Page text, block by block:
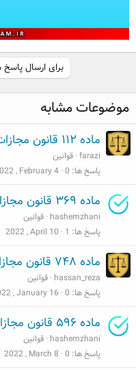
برای ارسال
موضوعات مشابه
ماده ۱۱۲ قانون مجازات اسلامی
farazi قوانین
پاسخ ها 0
, February 4
ماده ۳۶۹ قانون مجازات اسلامی
hashemzhani قوانین
پاسخ ها 1
2022 , April 10
ماده ۷۴۸ قانون مجازات اسلامی
hassan_reza قوانین
پاسخ ها 0
, January 16
ماده ۵۹۶ قانون مجازات اسلامی
hashemzhani قوانین
پاسخ ها 0
2022 , March 8